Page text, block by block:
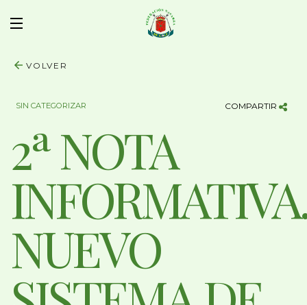
VOLVER
SIN CATEGORIZAR COMPARTIR
2ª NOTA
NUEVO